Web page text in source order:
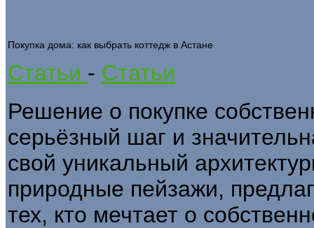
Покупка дома: как выбрать коттедж в Астане
Статьи - Статьи
Решение о покупке
серьёзный шаг и
свой уникальный
природные пейзажи,
тех, кто мечтает о